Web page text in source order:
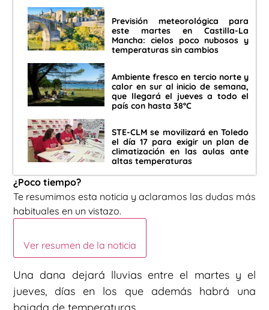
Previsión meteorológica para
este martes en Castilla-La
Mancha: cielos poco nubosos y
temperaturas sin cambios
Ambiente fresco en tercio norte y
calor en sur al inicio de semana,
que llegará el jueves a todo el
país con hasta 38ºC
STE-CLM se movilizará en Toledo
el día 17 para exigir un plan de
climatización en las aulas ante
altas temperaturas
¿Poco tiempo?
Te resumimos esta noticia y aclaramos las dudas más
habituales en un vistazo.
Ver resumen de la noticia
Una dana dejará lluvias entre el martes y el
jueves, días en los que además habrá una
bajada de temperaturas